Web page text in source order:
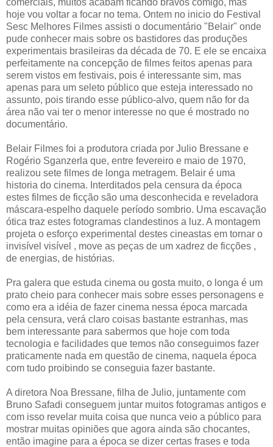
comerciais, muitos acabam ficando bravos comigo, mas
hoje vou voltar a focar no tema. Ontem no inicio do Festival
Sesc Melhores Filmes assisti o documentário "Belair" onde
pude conhecer mais sobre os bastidores das produções
experimentais brasileiras da década de 70. E ele se encaixa
perfeitamente na concepção de filmes feitos apenas para
serem vistos em festivais, pois é interessante sim, mas
apenas para um seleto público que esteja interessado no
assunto, pois tirando esse público-alvo, quem não for da
área não vai ter o menor interesse no que é mostrado no
documentário.
Belair Filmes foi a produtora criada por Julio Bressane e
Rogério Sganzerla que, entre fevereiro e maio de 1970,
realizou sete filmes de longa metragem. Belair é uma
historia do cinema. Interditados pela censura da época
estes filmes de ficção são uma desconhecida e reveladora
máscara-espelho daquele período sombrio. Uma escavação
ótica traz estes fotogramas clandestinos a luz. A montagem
projeta o esforço experimental destes cineastas em tornar o
invisível visível , move as peças de um xadrez de ficções ,
de energias, de histórias.
Pra galera que estuda cinema ou gosta muito, o longa é um
prato cheio para conhecer mais sobre esses personagens e
como era a idéia de fazer cinema nessa época marcada
pela censura, verá claro coisas bastante estranhas, mas
bem interessante para sabermos que hoje com toda
tecnologia e facilidades que temos não conseguimos fazer
praticamente nada em questão de cinema, naquela época
com tudo proibindo se conseguia fazer bastante.
A diretora Noa Bressane, filha de Julio, juntamente com
Bruno Safadi conseguem juntar muitos fotogramas antigos e
com isso revelar muita coisa que nunca veio a público para
mostrar muitas opiniões que agora ainda são chocantes,
então imagine para a época se dizer certas frases e toda